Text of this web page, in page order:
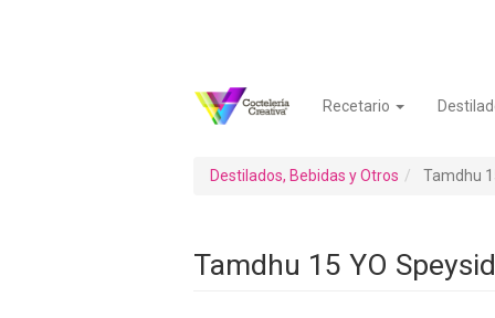
NavegaciónRecetario
Menú
cuenta
de
Destilados, Bebidas y Otros Tamdhu
Tamdhu 15 YO